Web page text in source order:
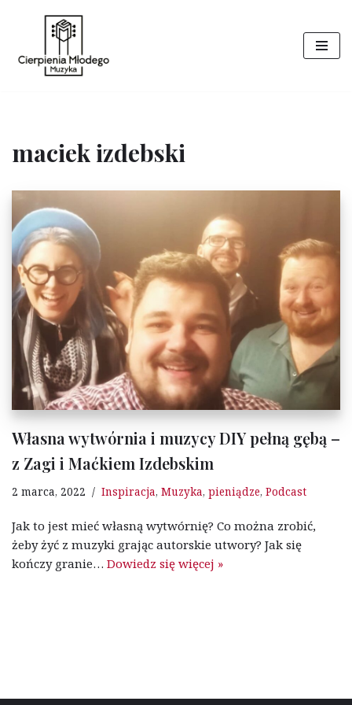
Przejdź
do
maciek izdebski
Własna wytwórnia i muzycy DIY pełną gębą –
z Zagi i Maćkiem Izdebskim
2 marca, 2022 Inspiracja, Muzyka, pieniądze, Podcast
Jak to jest mieć własną wytwórnię? Co można zrobić,
żeby żyć z muzyki grając autorskie utwory? Jak się
kończy granie… Dowiedz się więcej »